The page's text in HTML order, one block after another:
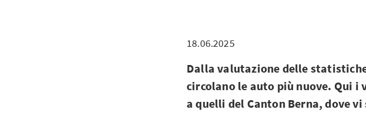
18.06.2025
Dalla valutazione delle
circolano le auto più nuove. Qui
a quelli del Canton Berna, dove